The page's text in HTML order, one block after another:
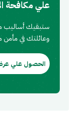
علي مكافحة
ستبقيك أساليب
وعائلتك في مأمن
الحصول علي